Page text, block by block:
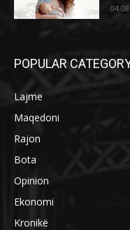
POPULAR
Lajme
Maqedoni
Rajon
Bota
Opinion
Ekonomi
Kronikë